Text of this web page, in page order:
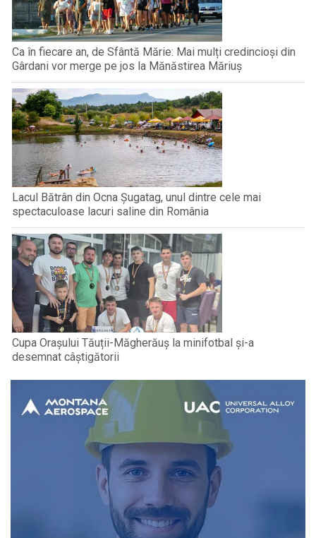
Ca în fiecare an, de Sfântă Mărie: Mai mulți credincioși din
Gârdani vor merge pe jos la Mănăstirea Măriuș
Lacul Bătrân din Ocna Șugatag, unul dintre cele mai
spectaculoase lacuri saline din România
Cupa Orașului Tăuții-Măgherăuș la minifotbal și-a
desemnat câștigătorii